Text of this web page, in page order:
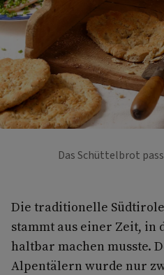
Das Schüttelbrot
Die traditionelle
stammt aus einer Zeit, in
haltbar machen musste.
Alpentälern wurde nur